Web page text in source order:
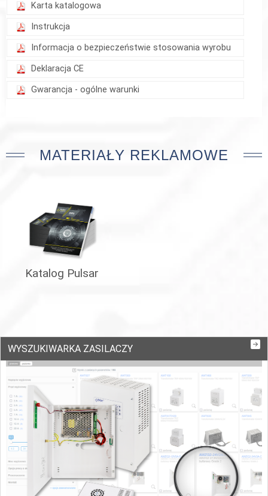
Karta katalogowa
Instrukcja
Informacja o bezpieczeństwie stosowania wyrobu
Deklaracja CE
Gwarancja - ogólne warunki
MATERIAŁY REKLAMOWE
Katalog Pulsar
WYSZUKIWARKA ZASILACZY